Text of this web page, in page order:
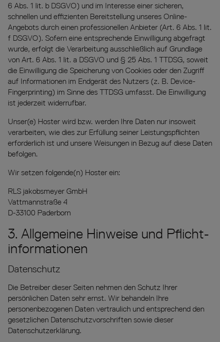
6 Abs. 1 lit. b DSGVO) und im Interesse einer sicheren,
schnellen und effizienten Bereitstellung unseres Online-
Angebots durch einen professionellen Anbieter (Art. 6 Abs. 1 lit.
f DSGVO). Sofern eine entsprechende Einwilligung abgefragt
wurde, erfolgt die Verarbeitung ausschließlich auf Grundlage
von Art. 6 Abs. 1 lit. a DSGVO und § 25 Abs. 1 TTDSG, soweit
die Einwilligung die Speicherung von Cookies oder den Zugriff
auf Informationen im Endgerät des Nutzers (z. B. Device-
Fingerprinting) im Sinne des TTDSG umfasst. Die Einwilligung
ist jederzeit widerrufbar.
Unser(e) Hoster wird bzw. werden Ihre Daten nur insoweit
verarbeiten, wie dies zur Erfüllung seiner Leistungspflichten
erforderlich ist und unsere Weisungen in Bezug auf diese Daten
befolgen.
Wir setzen folgende(n) Hoster ein:
RLS jakobsmeyer GmbH
Vattmannstraße 4
D-33100 Paderborn
3. Allgemeine Hinweise und Pflicht­
informationen
Datenschutz
Die Betreiber dieser Seiten nehmen den Schutz Ihrer
persönlichen Daten sehr ernst. Wir behandeln Ihre
personenbezogenen Daten vertraulich und entsprechend den
gesetzlichen Datenschutzvorschriften sowie dieser
Datenschutzerklärung.